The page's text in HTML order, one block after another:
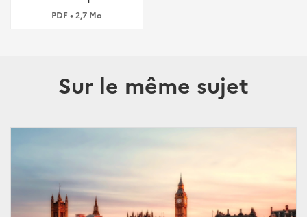
PDF • 2,7 Mo
Sur le même sujet